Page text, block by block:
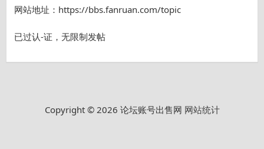
网站地址：https://bbs.fanruan.com/topic
已过认-证，无限制发帖
Copyright © 2026 论坛账号出售网 网站统计